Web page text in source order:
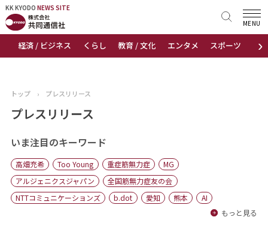
KK KYODO NEWS SITE
›
経済 / ビジネス くらし 教育 / 文化 エンタメ スポーツ 地域
MENU
KK KYODONEWS SITE
トップページ
ニュース
おすすめコンテンツ
出版物
会社概要
トップ › プレスリリース
プレスリリース
いま注目のキーワード
高畑充希 Too Young 重症筋無力症
MG
アルジェニクスジャパン
全国筋無力症友の会
NTTコミュニケーションズ
b.dot 愛知 熊本
AI
もっと見る